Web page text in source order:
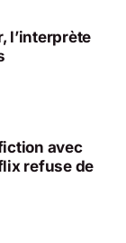
l’interprète
avec
refuse de